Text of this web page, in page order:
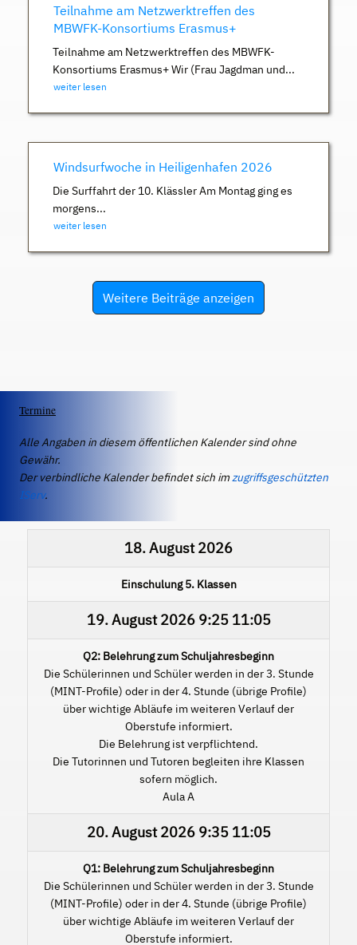
Teilnahme am Netzwerktreffen des
MBWFK-Konsortiums Erasmus+
Teilnahme am Netzwerktreffen des MBWFK-
Konsortiums Erasmus+ Wir (Frau Jagdman und...
weiter lesen
Windsurfwoche in Heiligenhafen 2026
Die Surffahrt der 10. Klässler Am Montag ging es
morgens...
weiter lesen
Weitere Beiträge anzeigen
Termine
Alle Angaben in diesem öffentlichen Kalender sind ohne
Gewähr.
Der verbindliche Kalender befindet sich imzugriffsgeschützten
IServ.
18. August 2026
Einschulung 5. Klassen
19. August 20269:25 11:05
Q2: Belehrung zum Schuljahresbeginn
Die Schülerinnen und Schüler werden in der 3. Stunde
(MINT-Profile) oder in der 4. Stunde (übrige Profile)
über wichtige Abläufe im weiteren Verlauf der
Oberstufe informiert.
Die Belehrung ist verpflichtend.
Die Tutorinnen und Tutoren begleiten ihre Klassen
sofern möglich.
Aula A
20. August 20269:35 11:05
Q1: Belehrung zum Schuljahresbeginn
Die Schülerinnen und Schüler werden in der 3. Stunde
(MINT-Profile) oder in der 4. Stunde (übrige Profile)
über wichtige Abläufe im weiteren Verlauf der
Oberstufe informiert.